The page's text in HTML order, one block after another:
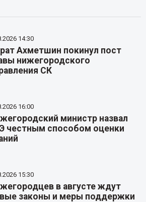
14:30
Ахметшин покинул пост
нижегородского
СК
16:00
министр назвал
честным способом оценки
15:30
в августе ждут
законы и меры поддержки